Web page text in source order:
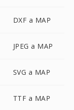
DXF a MAP
JPEG a MAP
SVG a MAP
TTF a MAP